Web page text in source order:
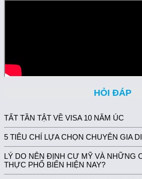
HỎI ĐÁP
TẤT TẦN TẬT VỀ VISA 10 NĂM ÚC
5 TIÊU CHÍ LỰA CHỌN CHUYÊN GIA
LÝ DO NÊN ĐỊNH CƯ MỸ VÀ NHỮNG
THỰC PHỔ BIẾN HIỆN NAY?